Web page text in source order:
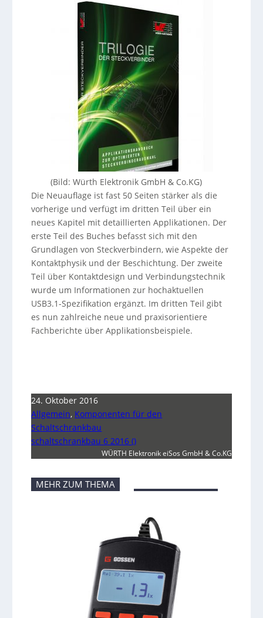
(Bild: Würth Elektronik GmbH & Co.KG)
Die Neuauflage ist fast 50 Seiten stärker als die
vorherige und verfügt im dritten Teil über ein
neues Kapitel mit detaillierten Applikationen. Der
erste Teil des Buches befasst sich mit den
Grundlagen von Steckverbindern, wie Aspekte der
Kontaktphysik und der Beschichtung. Der zweite
Teil über Kontaktdesign und Verbindungstechnik
wurde um Informationen zur hochaktuellen
USB3.1-Spezifikation ergänzt. Im dritten Teil gibt
es nun zahlreiche neue und praxisorientiere
Fachberichte über Applikationsbeispiele.
24. Oktober 2016
Allgemein, Komponenten für den
Schaltschrankbau
schaltschrankbau 6 2016 ()
WÜRTH Elektronik eiSos GmbH & Co.KG
MEHR ZUM THEMA